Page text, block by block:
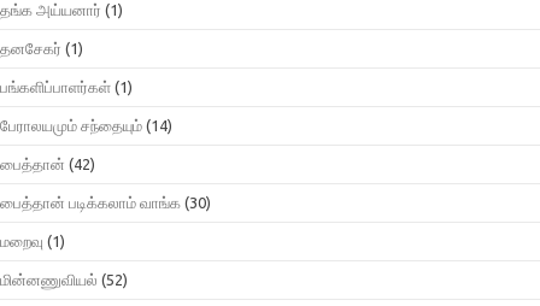
தங்க அய்யனார் (1)
தனசேகர் (1)
பங்களிப்பாளர்கள் (1)
பேராலயமும் சந்தையும் (14)
பைத்தான் (42)
பைத்தான் படிக்கலாம் வாங்க (30)
மறைவு (1)
மின்னணுவியல் (52)